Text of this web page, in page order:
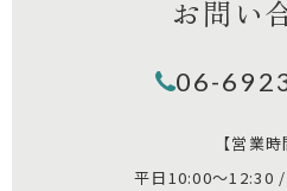
お問い
06-
【営業時
平日10:00～12:30